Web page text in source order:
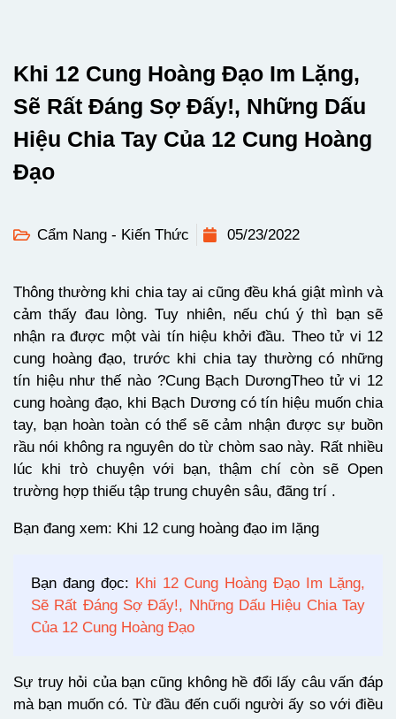
Khi 12 Cung Hoàng Đạo Im Lặng,
Sẽ Rất Đáng Sợ Đấy!, Những Dấu
Hiệu Chia Tay Của 12 Cung Hoàng
Đạo
Cẩm Nang - Kiến Thức 05/23/2022
Thông thường khi chia tay ai cũng đều khá giật mình và
cảm thấy đau lòng. Tuy nhiên, nếu chú ý thì bạn sẽ
nhận ra được một vài tín hiệu khởi đầu. Theo tử vi 12
cung hoàng đạo, trước khi chia tay thường có những
tín hiệu như thế nào ?Cung Bạch DươngTheo tử vi 12
cung hoàng đạo, khi Bạch Dương có tín hiệu muốn chia
tay, bạn hoàn toàn có thể sẽ cảm nhận được sự buồn
rầu nói không ra nguyên do từ chòm sao này. Rất nhiều
lúc khi trò chuyện với bạn, thậm chí còn sẽ Open
trường hợp thiếu tập trung chuyên sâu, đãng trí .
Bạn đang xem: Khi 12 cung hoàng đạo im lặng
Bạn đang đọc: Khi 12 Cung Hoàng Đạo Im Lặng,
Sẽ Rất Đáng Sợ Đấy!, Những Dấu Hiệu Chia Tay
Của 12 Cung Hoàng Đạo
Sự truy hỏi của bạn cũng không hề đổi lấy câu vấn đáp
mà bạn muốn có. Từ đầu đến cuối người ấy so với điều